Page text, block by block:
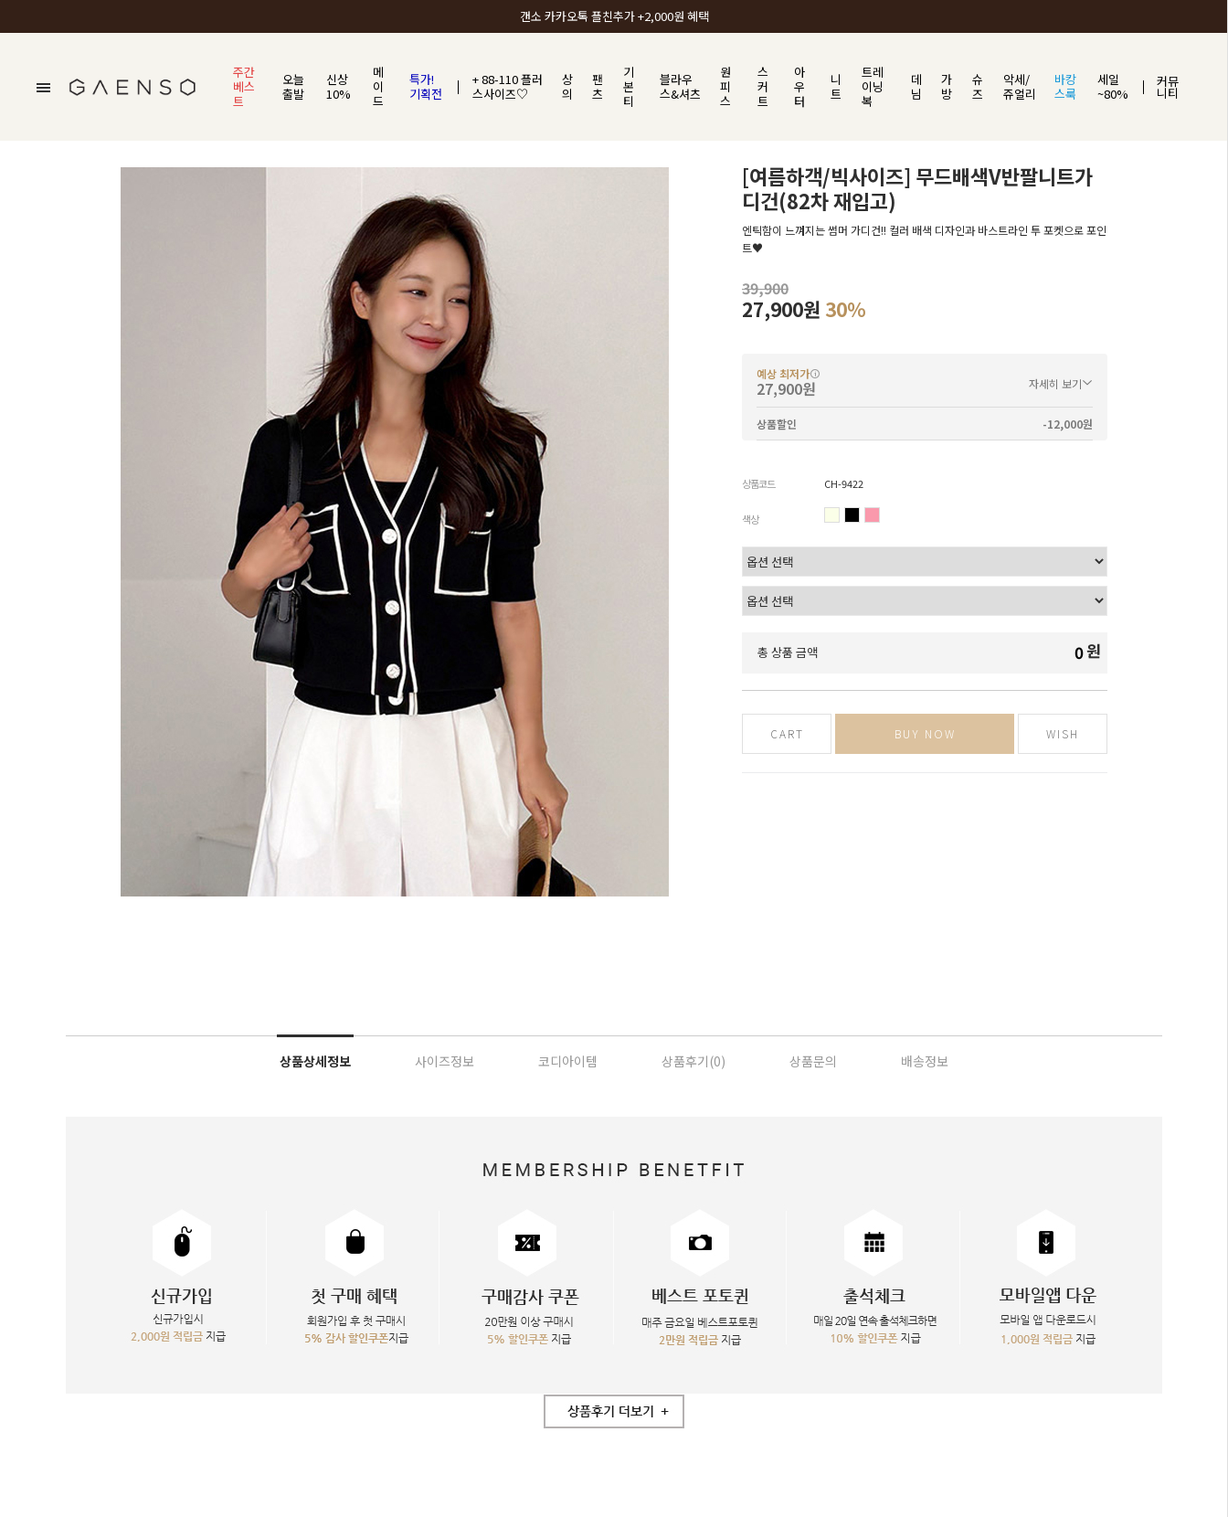
갠소에서 가장 많이 사랑받는 BEST ITEM
주간
베스
트
오늘
출발
신상
10%
메
이
드
특가!
기획전
+ 88-110 플러
스사이즈♡
상
의
팬
츠
기
본
티
블라우
스&셔츠
원
피
스
스
커
트
아
우
터
니
트
트레
이닝
복
데
님
가
방
슈
즈
악세/
쥬얼리
바캉
스룩
세일
~80%
커뮤
니티
[여름하객/빅사이즈] 무드배색V반팔니트가
디건(82차 재입고)
엔틱함이 느껴지는 썸머 가디건!! 컬러 배색 디자인과 바스트라인 투 포켓으로 포인
트♥
39,900
27,900원 30%
예상 최저가
27,900원 자세히 보기
상품할인 -12,000원
상품코드 CH-9422
색상
총 상품 금액 0원
CART BUY NOW WISH
상품상세정보 사이즈정보 코디아이템 상품후기(0) 상품문의 배송정보